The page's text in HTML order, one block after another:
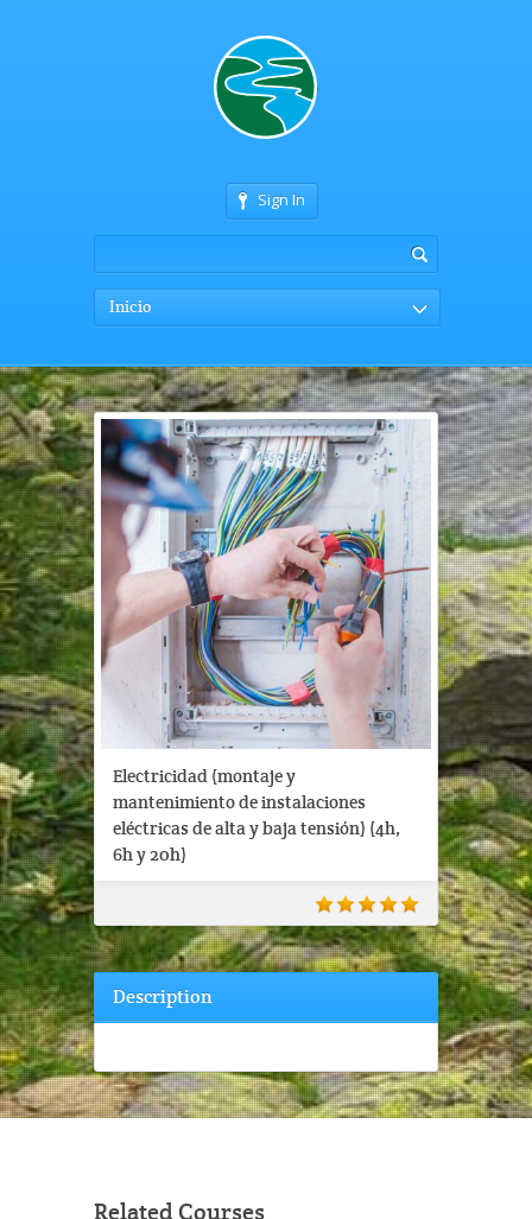
Sign In
Inicio
Electricidad (montaje y
mantenimiento de instalaciones
eléctricas de alta y baja tensión) (4h,
6h y 20h)
Description
Related Courses